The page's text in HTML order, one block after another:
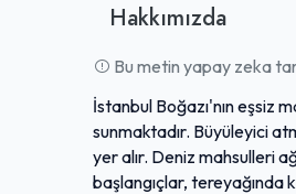
Hakkımızda
Bu metin yapay zeka
İstanbul Boğazı'nın eşsiz
sunmaktadır. Büyüleyici
yer alır. Deniz mahsulleri
başlangıçlar, tereyağında